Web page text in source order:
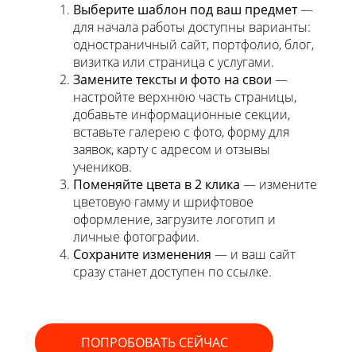
Выберите шаблон под ваш предмет—
для начала работы доступны варианты:
одностраничный сайт, портфолио, блог,
визитка или страница с услугами.
Замените тексты и фото на свои —
настройте верхнюю часть страницы,
добавьте информационные секции,
вставьте галерею с фото, форму для
заявок, карту с адресом и отзывы
учеников.
Поменяйте цвета в 2 клика — измените
цветовую гамму и шрифтовое
оформление, загрузите логотип и
личные фотографии.
Сохраните изменения — и ваш сайт
сразу станет доступен по ссылке.
ПОПРОБОВАТЬ СЕЙЧАС